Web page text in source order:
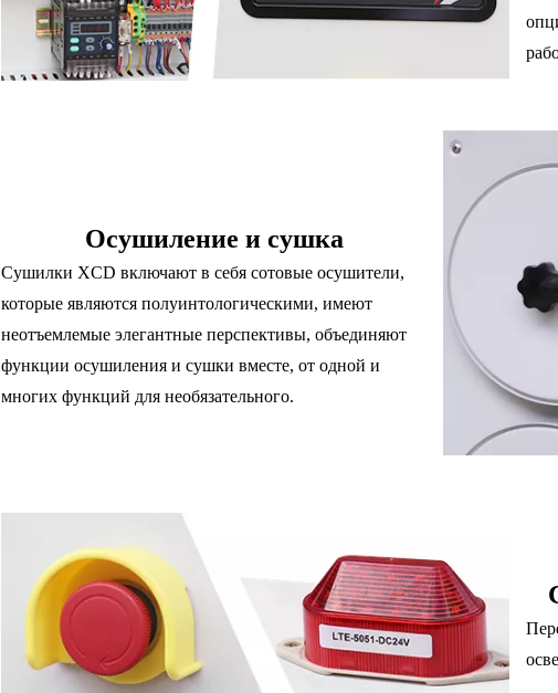
Осушиление и сушка
Сушилки XCD включают в себя сотовые осушители,
которые являются полуинтологическими, имеют
неотъемлемые элегантные перспективы, объединяют
функции осушиления и сушки вместе, от одной и
многих функций для необязательного.